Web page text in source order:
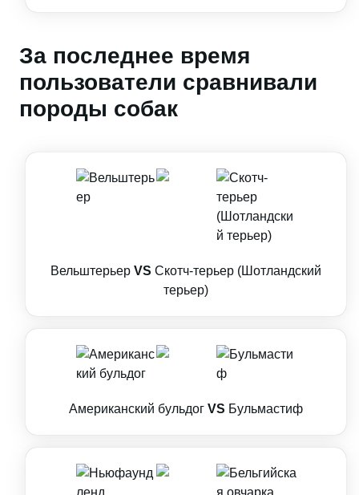
За последнее время
пользователи сравнивали
породы собак
Вельштерьер VS Скотч-терьер (Шотландский
терьер)
Американский бульдог VS Бульмастиф